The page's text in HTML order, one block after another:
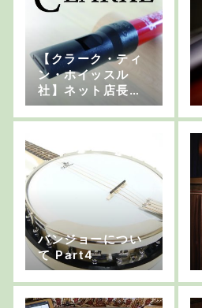
【クラーク・ティ
ン・ホイッスル
社】ネット店長の
楽器メーカー物語1
バンジョーについ
て Part4